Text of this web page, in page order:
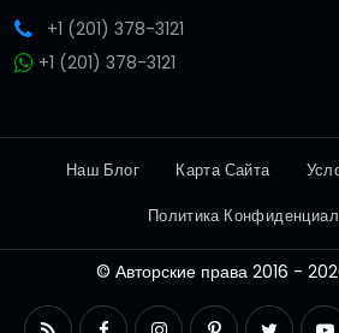
+1 (201) 378-3121
+1 (201) 378-3121
Наш Блог Карта Сайта
Политика
© Авторские права 2016 -